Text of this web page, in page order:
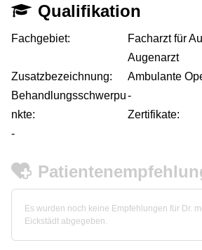
Qualifikation
Fachgebiet:
Facharzt für
Augenarzt
Zusatzbezeichnung:
Ambulante
Behandlungsschwerpu
nkte:
-
Zertifikate:
-
Es wurden noch keine Empfehlungen für Dr.
Eickstädt abgegeben.